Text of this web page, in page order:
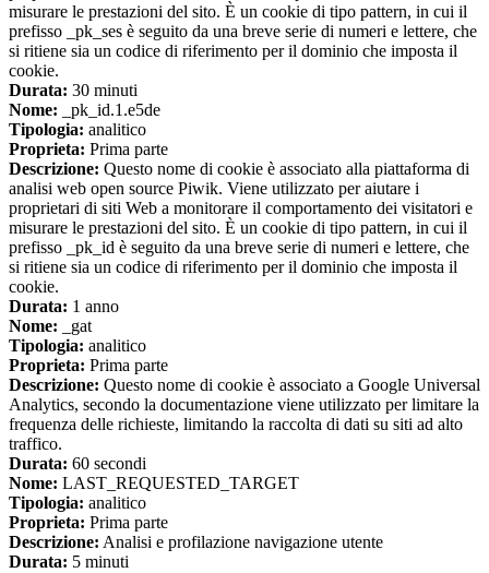
misurare le prestazioni del sito. È un cookie di tipo pattern, in cui il
prefisso _pk_ses è seguito da una breve serie di numeri e lettere, che
si ritiene sia un codice di riferimento per il dominio che imposta il
cookie.
Durata: 30 minuti
Nome: _pk_id.1.e5de
Tipologia: analitico
Proprieta: Prima parte
Descrizione: Questo nome di cookie è associato alla piattaforma di
analisi web open source Piwik. Viene utilizzato per aiutare i
proprietari di siti Web a monitorare il comportamento dei visitatori e
misurare le prestazioni del sito. È un cookie di tipo pattern, in cui il
prefisso _pk_id è seguito da una breve serie di numeri e lettere, che
si ritiene sia un codice di riferimento per il dominio che imposta il
cookie.
Durata: 1 anno
Nome: _gat
Tipologia: analitico
Proprieta: Prima parte
Descrizione: Questo nome di cookie è associato a Google Universal
Analytics, secondo la documentazione viene utilizzato per limitare la
frequenza delle richieste, limitando la raccolta di dati su siti ad alto
traffico.
Durata: 60 secondi
Nome: LAST_REQUESTED_TARGET
Tipologia: analitico
Proprieta: Prima parte
Descrizione: Analisi e profilazione navigazione utente
Durata: 5 minuti